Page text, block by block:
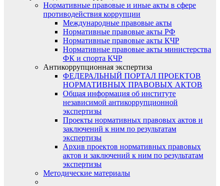
Нормативные правовые и иные акты в сфере
противодействия коррупции
Международные правовые акты
Нормативные правовые акты РФ
Нормативные правовые акты КЧР
Нормативные правовые акты министерства
ФК и спорта КЧР
Антикоррупционная экспертиза
ФЕДЕРАЛЬНЫЙ ПОРТАЛ ПРОЕКТОВ
НОРМАТИВНЫХ ПРАВОВЫХ АКТОВ
Общая информация об институте
независимой антикоррупционной
экспертизы
Проекты нормативных правовых актов и
заключений к ним по результатам
экспертизы
Архив проектов нормативных правовых
актов и заключений к ним по результатам
экспертизы
Методические материалы